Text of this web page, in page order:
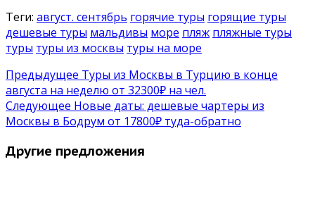
Теги: август. сентябрь горячие туры горящие туры
дешевые туры мальдивы море пляж пляжные туры
туры туры из москвы туры на море
Предыдущее Туры из Москвы в Турцию в конце
августа на неделю от 32300₽ на чел.
Следующее Новые даты: дешевые чартеры из
Москвы в Бодрум от 17800₽ туда-обратно
Другие предложения